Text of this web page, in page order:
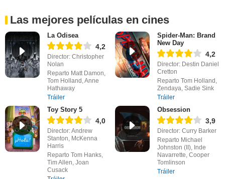
Las mejores películas en cines
La Odisea
4,2
Director: Christopher
Nolan
Reparto Matt Damon,
Tom Holland, Anne
Hathaway
Tráiler
Spider-Man: Brand
New Day
4,2
Director: Destin Daniel
Cretton
Reparto Tom Holland,
Zendaya, Sadie Sink
Tráiler
Toy Story 5
4,0
Director: Andrew
Stanton, McKenna
Harris
Reparto Tom Hanks,
Tim Allen, Joan
Cusack
Obsession
3,9
Director: Curry Barker
Reparto Michael
Johnston (II), Inde
Navarrette, Cooper
Tomlinson
Tráiler